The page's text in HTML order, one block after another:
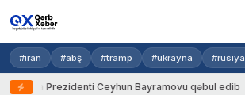
#iran #abş #tramp #ukrayna #rusiya
Prezidenti Ceyhun Bayramovu qəbul edib